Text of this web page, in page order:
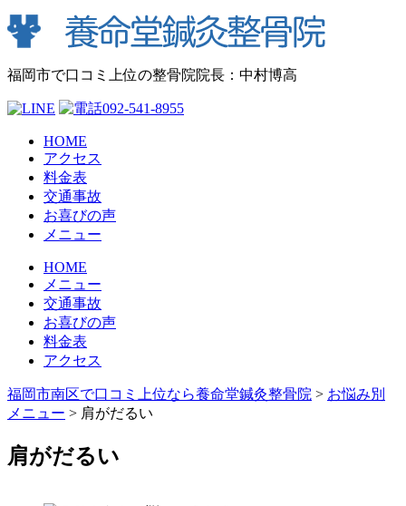
福岡市で口コミ上位の整骨院院長：中村博高
HOME
アクセス
料金表
交通事故
お喜びの声
メニュー
HOME
メニュー
交通事故
お喜びの声
料金表
アクセス
福岡市南区で口コミ上位なら養命堂鍼灸整骨院 > お悩み別
メニュー > 肩がだるい
肩がだるい